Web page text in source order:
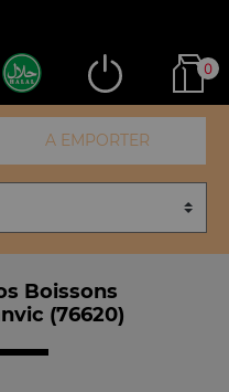
0
A EMPORTER
Boissons
(76620)